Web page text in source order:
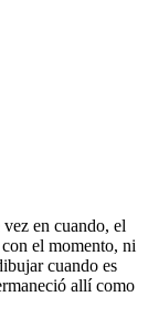
en cuando, el
el momento, ni
cuando es
allí como